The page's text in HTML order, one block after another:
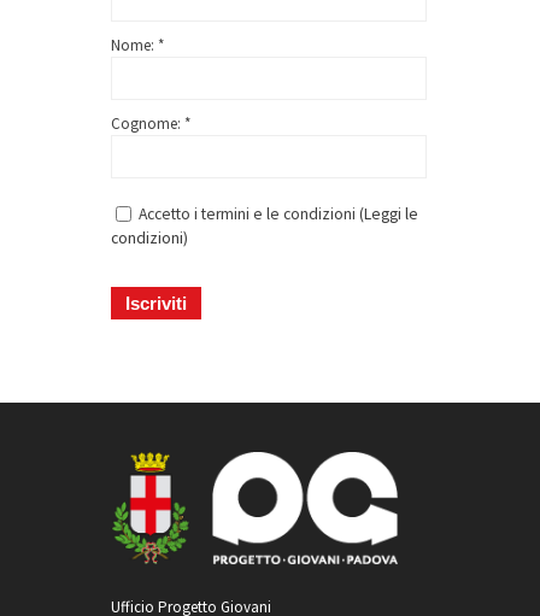
Nome: *
Cognome: *
Accetto i termini e le condizioni (Leggi le
condizioni)
Ufficio Progetto Giovani